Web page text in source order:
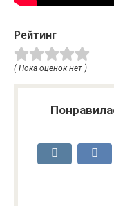
Рейтинг
( Пока оценок нет )